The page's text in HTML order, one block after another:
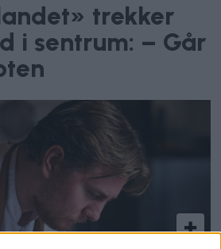
trekker
i sentrum: – Går